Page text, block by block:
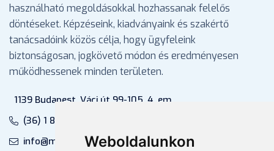
Weboldalunkon
használható megoldásokkal hozhassanak felelős
döntéseket. Képzéseink, kiadványaink és szakértő
tanácsadóink közös célja, hogy ügyfeleink
biztonságosan, jogkövető módon és eredményesen
működhessenek minden területen.
1139 Budapest, Váci út 99-105. 4. em.
(36) 1 880 76 00
info@mprx.hu